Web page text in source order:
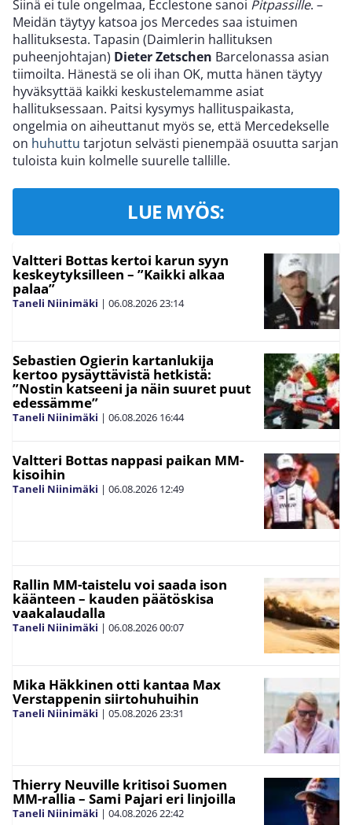
Siinä ei tule ongelmaa, Ecclestone sanoi Pitpassille. –
Meidän täytyy katsoa jos Mercedes saa istuimen
hallituksesta. Tapasin (Daimlerin hallituksen
puheenjohtajan) Dieter Zetschen Barcelonassa asian
tiimoilta. Hänestä se oli ihan OK, mutta hänen täytyy
hyväksyttää kaikki keskustelemamme asiat
hallituksessaan. Paitsi kysymys hallituspaikasta,
ongelmia on aiheuttanut myös se, että Mercedekselle
on huhuttu tarjotun selvästi pienempää osuutta sarjan
tuloista kuin kolmelle suurelle tallille.
LUE MYÖS:
Valtteri Bottas kertoi karun syyn
keskeytyksilleen – ”Kaikki alkaa
palaa”
Taneli Niinimäki | 06.08.202623:14
Sebastien Ogierin kartanlukija
kertoo pysäyttävistä hetkistä:
”Nostin katseeni ja näin suuret puut
edessämme”
Taneli Niinimäki | 06.08.2026 16:44
Valtteri Bottas nappasi paikan MM-
kisoihin
Taneli Niinimäki | 06.08.2026 12:49
Rallin MM-taistelu voi saada ison
käänteen – kauden päätöskisa
vaakalaudalla
Taneli Niinimäki | 06.08.202600:07
Mika Häkkinen otti kantaa Max
Verstappenin siirtohuhuihin
Taneli Niinimäki | 05.08.202623:31
Thierry Neuville kritisoi Suomen
MM-rallia – Sami Pajari eri linjoilla
Taneli Niinimäki | 04.08.202622:42